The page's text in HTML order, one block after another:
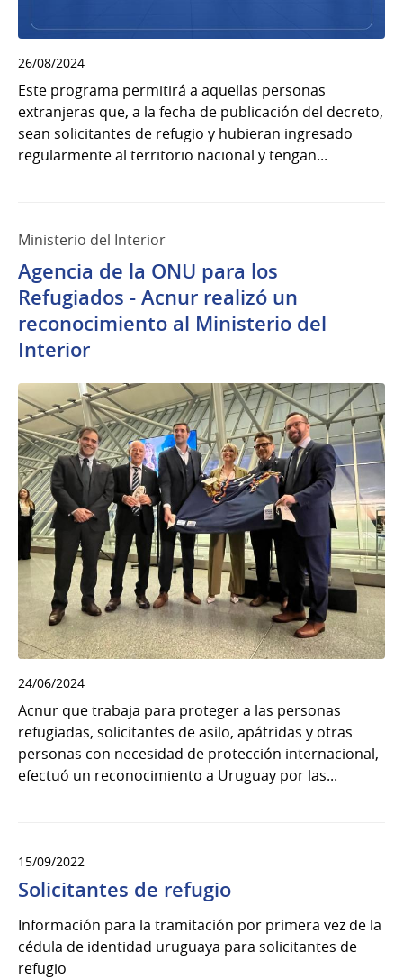
26/08/2024
Este programa permitirá a aquellas personas
extranjeras que, a la fecha de publicación del decreto,
sean solicitantes de refugio y hubieran ingresado
regularmente al territorio nacional y tengan...
Ministerio del Interior
Agencia de la ONU para los
Refugiados - Acnur realizó un
reconocimiento al Ministerio del
Interior
24/06/2024
Acnur que trabaja para proteger a las personas
refugiadas, solicitantes de asilo, apátridas y otras
personas con necesidad de protección internacional,
efectuó un reconocimiento a Uruguay por las...
15/09/2022
Solicitantes de refugio
Información para la tramitación por primera vez de la
cédula de identidad uruguaya para solicitantes de
refugio